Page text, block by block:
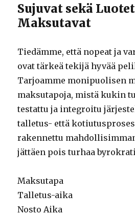
Sujuvat sekä
Maksutavat
Tiedämme, että nopeat ja
ovat tärkeä tekijä hyvää
Tarjoamme monipuolisen
maksutapoja, mistä kukin
testattu ja integroitu
talletus- että
rakennettu
jättäen pois turhaa
Maksutapa
Talletus-aika
Nosto Aika